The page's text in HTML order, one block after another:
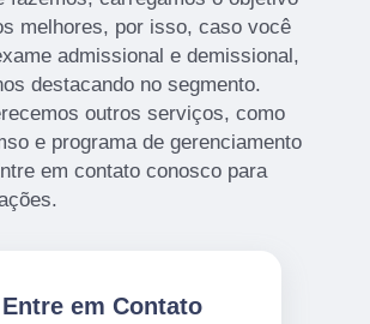
melhores, por isso, caso você
admissional e demissional,
destacando no segmento.
outros serviços, como
e programa de gerenciamento
em contato conosco para
Entre em Contato